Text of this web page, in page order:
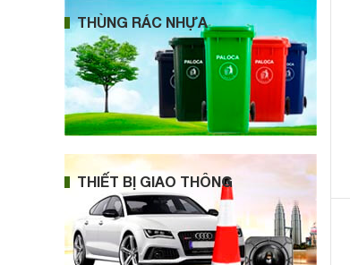
THÙNG RÁC NHỰA
THIẾT BỊ GIAO THÔNG